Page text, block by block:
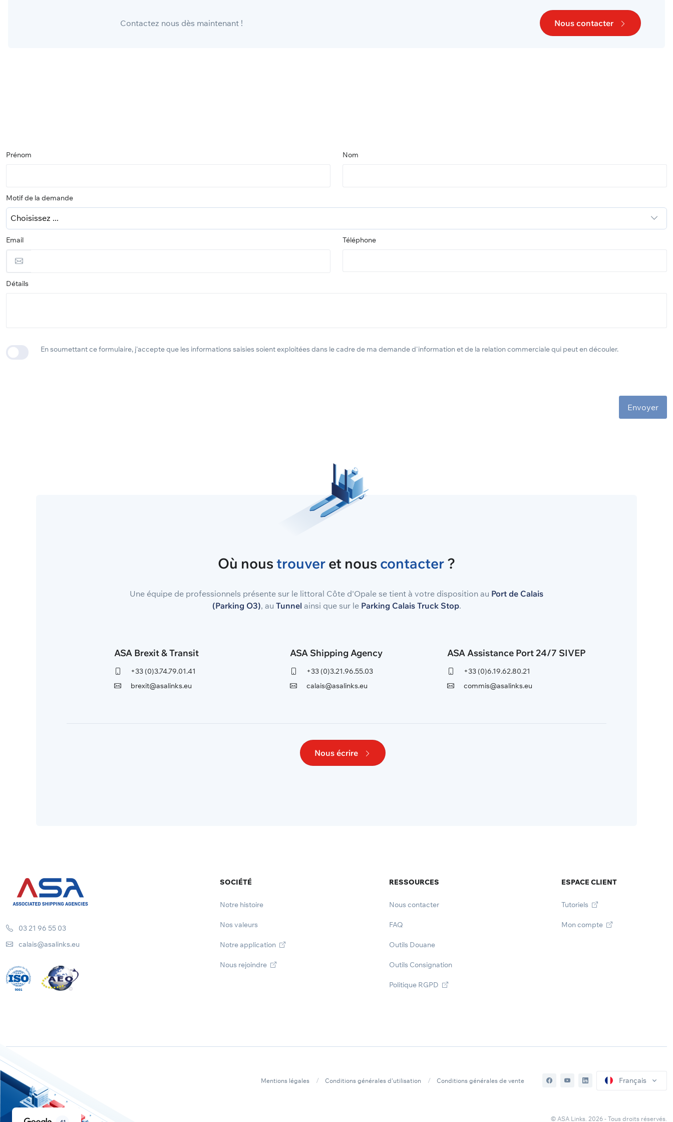
Contactez nous dès maintenant ! Nous contacter
Prénom Nom
Motif de la demande
Email Téléphone
Détails
En soumettant ce formulaire, j'accepte que les informations saisies soient exploitées dans le cadre de ma demande d'information et de la relation commerciale qui peut en découler.
Envoyer
Où nous trouver et nous contacter ?
Une équipe de professionnels présente sur le littoral Côte d'Opale se tient à votre disposition au Port de Calais
(Parking O3), au Tunnel ainsi que sur le Parking Calais Truck Stop.
ASA Brexit & Transit
+33 (0)3.74.79.01.41
brexit@asalinks.eu
ASA Shipping Agency
+33 (0)3.21.96.55.03
calais@asalinks.eu
ASA Assistance Port 24/7 SIVEP
+33 (0)6.19.62.80.21
commis@asalinks.eu
Nous écrire
03 21 96 55 03
calais@asalinks.eu
SOCIÉTÉ
Notre histoire
Nos valeurs
Notre application
Nous rejoindre
RESSOURCES
Nous contacter
FAQ
Outils Douane
Outils Consignation
Politique RGPD
ESPACE CLIENT
Tutoriels
Mon compte
Mentions légales Conditions générales d'utilisation Conditions générales de vente Français
© ASA Links. 2026 - Tous droits réservés.